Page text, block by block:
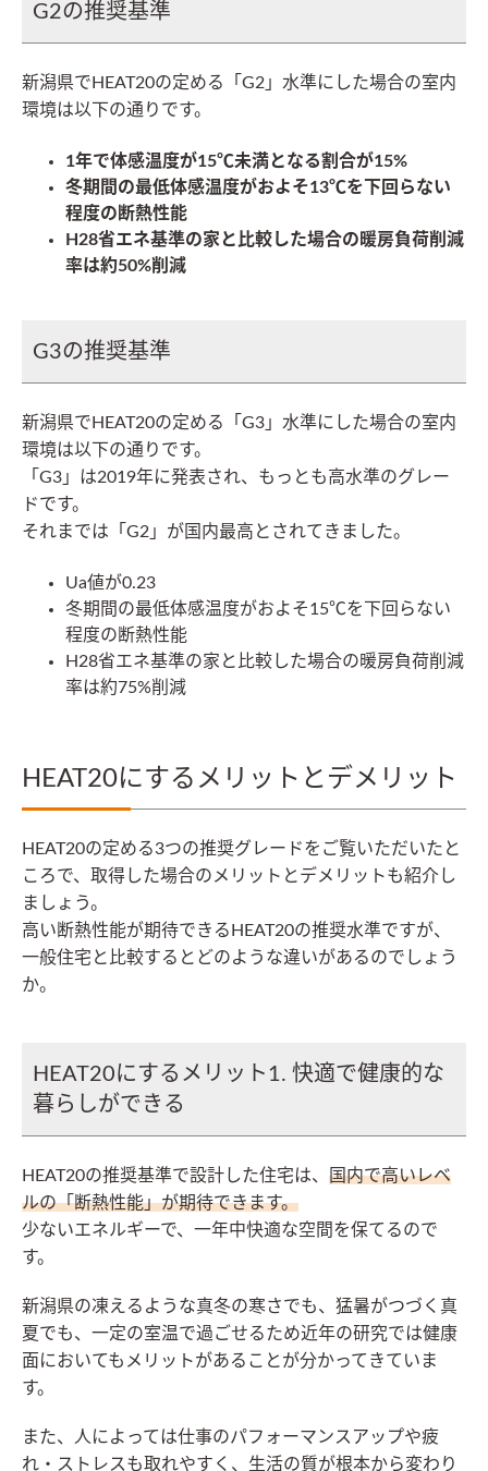
G2の推奨基準
新潟県でHEAT20の定める「G2」水準にした場合の室内
環境は以下の通りです。
1年で体感温度が15℃未満となる割合が15%
冬期間の最低体感温度がおよそ13℃を下回らない
程度の断熱性能
H28省エネ基準の家と比較した場合の暖房負荷削減
率は約50%削減
G3の推奨基準
新潟県でHEAT20の定める「G3」水準にした場合の室内
環境は以下の通りです。
「G3」は2019年に発表され、もっとも高水準のグレー
ドです。
それまでは「G2」が国内最高とされてきました。
Ua値が0.23
冬期間の最低体感温度がおよそ15℃を下回らない
程度の断熱性能
H28省エネ基準の家と比較した場合の暖房負荷削減
率は約75%削減
HEAT20にするメリットとデメリット
HEAT20の定める3つの推奨グレードをご覧いただいたと
ころで、取得した場合のメリットとデメリットも紹介し
ましょう。
高い断熱性能が期待できるHEAT20の推奨水準ですが、
一般住宅と比較するとどのような違いがあるのでしょう
か。
HEAT20にするメリット1. 快適で健康的な
暮らしができる
HEAT20の推奨基準で設計した住宅は、 国内で高いレベ
ルの「断熱性能」が期待できます。
少ないエネルギーで、一年中快適な空間を保てるので
す。
新潟県の凍えるような真冬の寒さでも、猛暑がつづく真
夏でも、一定の室温で過ごせるため近年の研究では健康
面においてもメリットがあることが分かってきていま
す。
また、人によっては仕事のパフォーマンスアップや疲
れ・ストレスも取れやすく、生活の質が根本から変わり